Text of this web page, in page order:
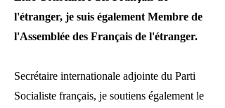
l'étranger, je suis également Membre de
l'Assemblée des Français de l'étranger.
Secrétaire internationale adjointe du Parti
Socialiste français, je soutiens également le